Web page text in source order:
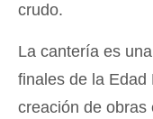
crudo.
La cantería es
finales de la Edad
creación de obras